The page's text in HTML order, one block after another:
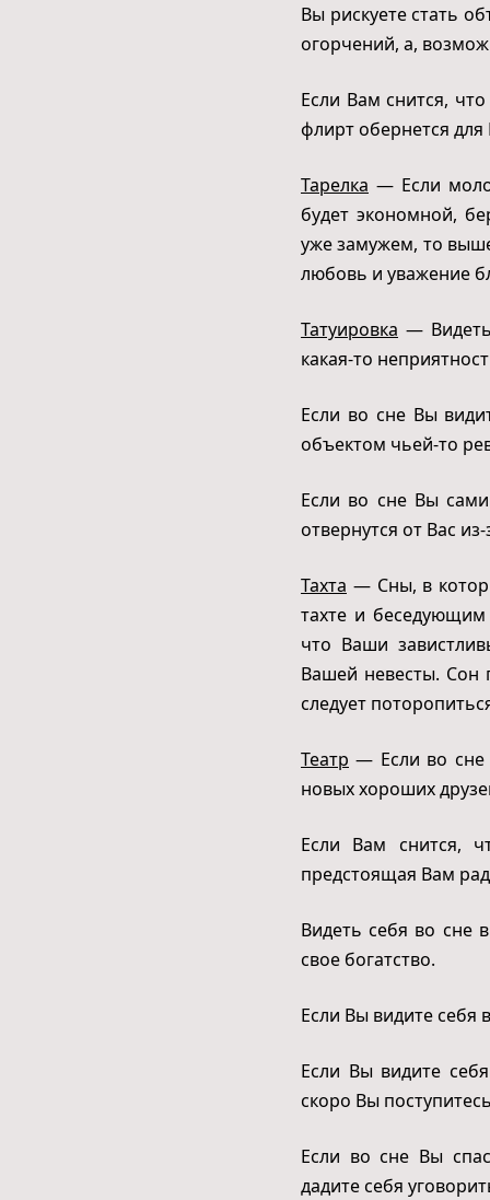
Вы рискуете стать
огорчений, а,
Если Вам снится,
флирт обернется
Тарелка — Если
будет экономной,
уже замужем, то
любовь и уважение
Татуировка —
какая-то
Если во сне Вы
объектом чьей-то
Если во сне Вы сами
отвернутся от Вас
Тахта — Сны, в
тахте и
что Ваши
Вашей невесты. Сон
следует
Театр — Если во сне
новых хороших
Если Вам снится,
предстоящая Вам
Видеть себя во сне
свое богатство.
Если Вы видите себя
Если Вы видите
скоро Вы
Если во сне Вы
дадите себя